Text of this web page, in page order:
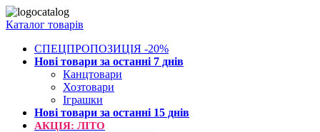
Каталог товарів
СПЕЦПРОПОЗИЦІЯ -20%
Нові товари за останнi 7 днiв
Канцтовари
Хозтовари
Іграшки
Нові товари за останнi 15 днiв
АКЦІЯ: ЛІТО